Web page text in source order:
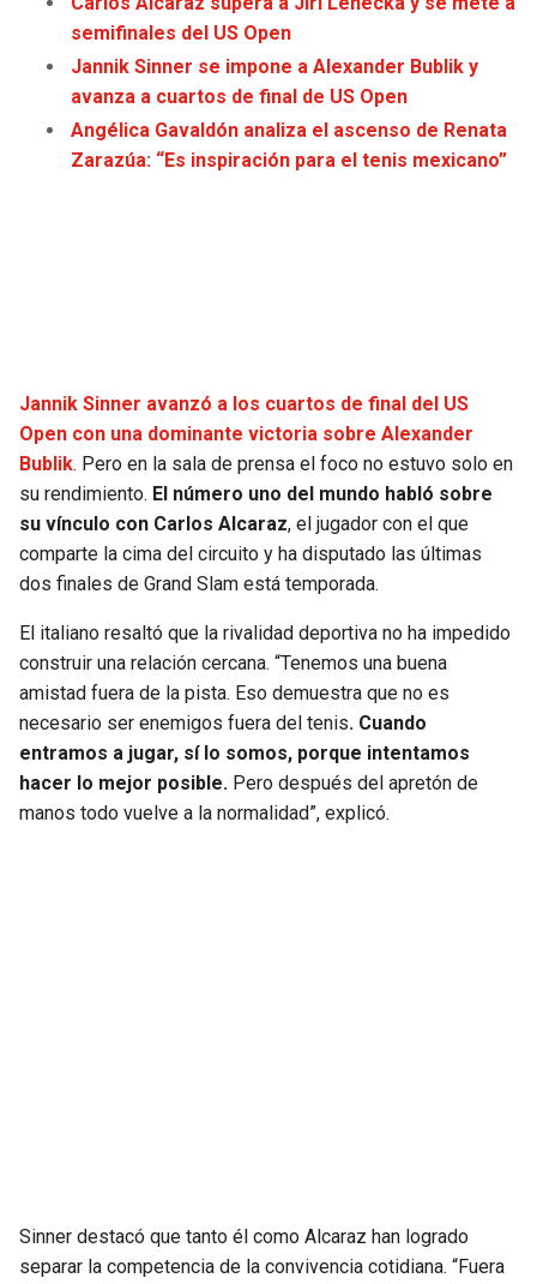
COPA SUDAMERICANA
LIGA BETPLAY
RAVENS
JAGUARS
TITANS
COWBOYS
COMMANDERS
CARDINALS
VIKINGS
PACERS
WIZARDS
WARRIORS
CLIPPERS
MAVERICKS
THUNDER
semifinales del US Open
Jannik Sinner se impone a Alexander Bublik y
avanza a cuartos de final de US Open
Angélica Gavaldón analiza el ascenso de Renata
Zarazúa: “Es inspiración para el tenis mexicano”
Jannik Sinner avanzó a los cuartos de final del US
Open con una dominante victoria sobre Alexander
Bublik. Pero en la sala de prensa el foco no estuvo solo en
su rendimiento. El número uno del mundo habló sobre
su vínculo con Carlos Alcaraz, el jugador con el que
comparte la cima del circuito y ha disputado las últimas
dos finales de Grand Slam está temporada.
El italiano resaltó que la rivalidad deportiva no ha impedido
construir una relación cercana. “Tenemos una buena
amistad fuera de la pista. Eso demuestra que no es
necesario ser enemigos fuera del tenis. Cuando
entramos a jugar, sí lo somos, porque intentamos
hacer lo mejor posible. Pero después del apretón de
manos todo vuelve a la normalidad”, explicó.
Sinner destacó que tanto él como Alcaraz han logrado
separar la competencia de la convivencia cotidiana. “Fuera